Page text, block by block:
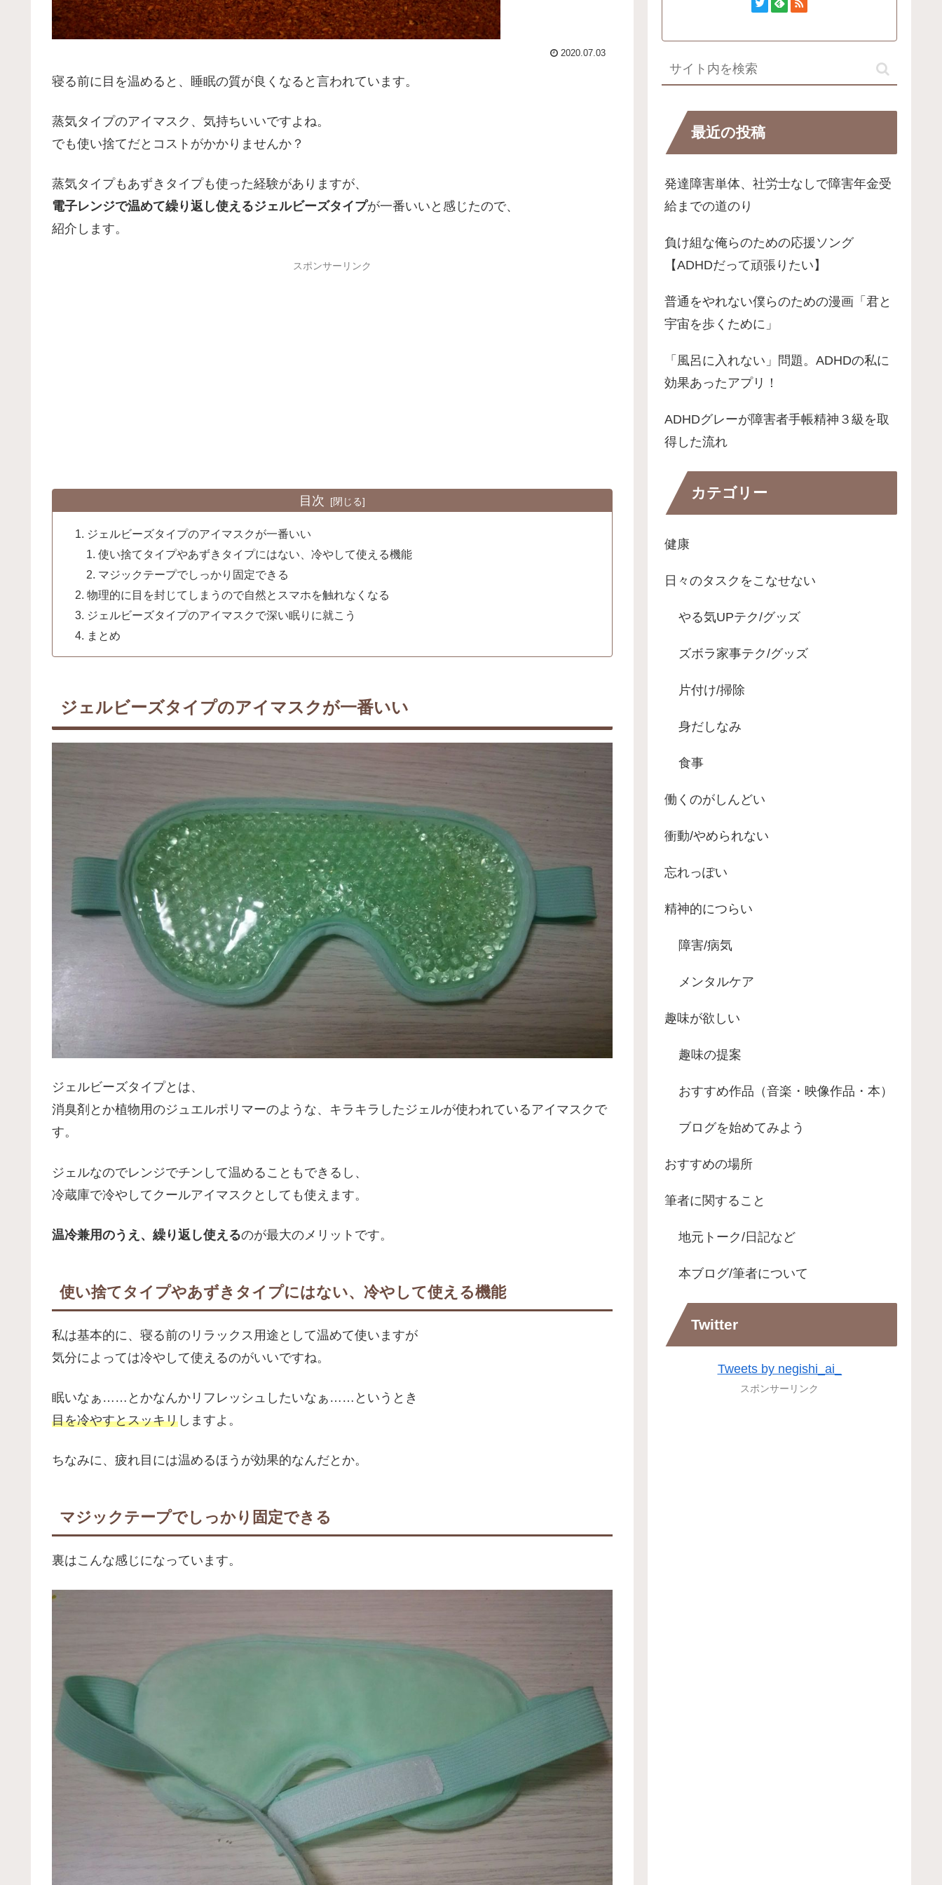
2020.07.03
寝る前に目を温めると、睡眠の質が良くなると言われています。
蒸気タイプのアイマスク、気持ちいいですよね。
でも使い捨てだとコストがかかりませんか？
蒸気タイプもあずきタイプも使った経験がありますが、
電子レンジで温めて繰り返し使えるジェルビーズタイプが一番いいと感じたので、
紹介します。
スポンサーリンク
目次
ジェルビーズタイプのアイマスクが一番いい
使い捨てタイプやあずきタイプにはない、冷やして使える機能
マジックテープでしっかり固定できる
物理的に目を封じてしまうので自然とスマホを触れなくなる
ジェルビーズタイプのアイマスクで深い眠りに就こう
まとめ
ジェルビーズタイプのアイマスクが一番いい
ジェルビーズタイプとは、
消臭剤とか植物用のジュエルポリマーのような、キラキラしたジェルが使われているアイマスクで
す。
ジェルなのでレンジでチンして温めることもできるし、
冷蔵庫で冷やしてクールアイマスクとしても使えます。
温冷兼用のうえ、繰り返し使えるのが最大のメリットです。
使い捨てタイプやあずきタイプにはない、冷やして使える機能
私は基本的に、寝る前のリラックス用途として温めて使いますが
気分によっては冷やして使えるのがいいですね。
眠いなぁ……とかなんかリフレッシュしたいなぁ……というとき
目を冷やすとスッキリ しますよ。
ちなみに、疲れ目には温めるほうが効果的なんだとか。
マジックテープでしっかり固定できる
裏はこんな感じになっています。
最近の投稿
発達障害単体、社労士なしで障害年金受
給までの道のり
負け組な俺らのための応援ソング
【ADHDだって頑張りたい】
普通をやれない僕らのための漫画「君と
宇宙を歩くために」
「風呂に入れない」問題。ADHDの私に
効果あったアプリ！
ADHDグレーが障害者手帳精神３級を取
得した流れ
カテゴリー
健康
日々のタスクをこなせない
やる気UPテク/グッズ
ズボラ家事テク/グッズ
片付け/掃除
身だしなみ
食事
働くのがしんどい
衝動/やめられない
忘れっぽい
精神的につらい
障害/病気
メンタルケア
趣味が欲しい
趣味の提案
おすすめ作品（音楽・映像作品・本）
ブログを始めてみよう
おすすめの場所
筆者に関すること
地元トーク/日記など
本ブログ/筆者について
Twitter
Tweets by negishi_ai_
スポンサーリンク